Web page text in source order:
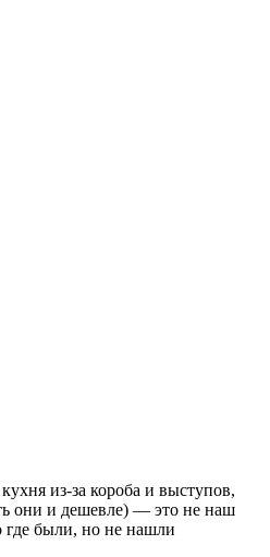
из-за короба и выступов,
они и дешевле) — это не наш
были, но не нашли